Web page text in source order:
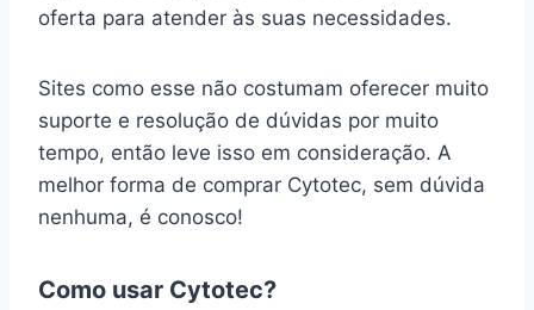
oferta para atender às suas necessidades.
Sites como esse não costumam oferecer muito
suporte e resolução de dúvidas por muito
tempo, então leve isso em consideração. A
melhor forma de comprar Cytotec, sem dúvida
nenhuma, é conosco!
Como usar Cytotec?